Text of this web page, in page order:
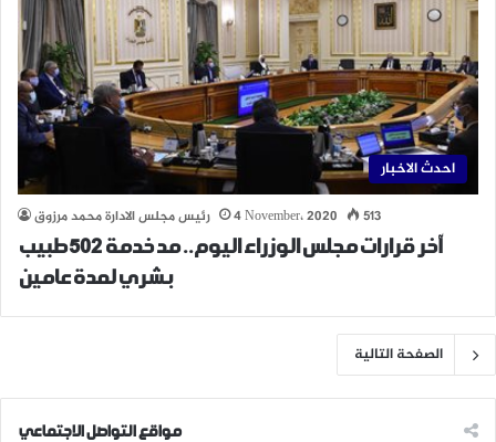
احدث الاخبار
رئيس مجلس الادارة محمد مرزوق 4 November، 2020 513
آخر قرارات مجلس الوزراء اليوم.. مد خدمة 502 طبيب
بشري لمدة عامين
الصفحة التالية
مواقع التواصل الاجتماعي